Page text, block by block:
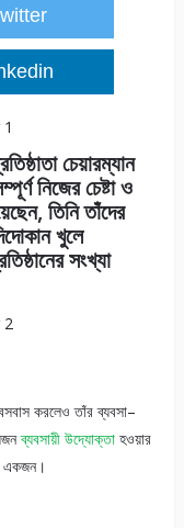
চেয়ারম্যান
নিজের চেষ্টা ও
তিনি তাঁদের
খুলে
সংখ্যা
করলেও তাঁর ব্যবসা–
ব্যবসায়ী উদ্যোক্তা হওয়ার
একজন।